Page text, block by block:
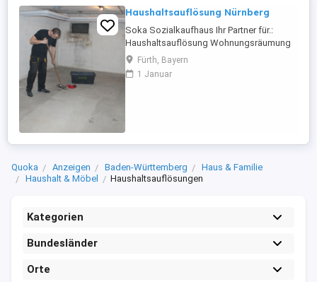
Haushaltsauflösungen ...
Haushaltsauflösung Nürnberg
Soka Sozialkaufhaus Ihr Partner für.:
Haushaltsauflösung Wohnungsräumung
Entrümpelung Wohnungsauflösung Wir
Räumen Ihr Objekt Besenrein. Mit
Wertanrechnung. Wir Arbeiten in Nürnberg,
Fürth, Bayern
1 Januar
Quoka Anzeigen Baden-Württemberg
Haus & Familie
Haushalt & Möbel
Haushaltsauflösungen
Kategorien
Bundesländer
Orte